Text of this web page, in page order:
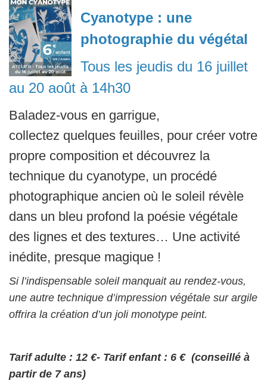
Cyanotype : une
photographie du végétal
Tous les jeudis du 16 juillet
au 20 août à 14h30
Baladez-vous en garrigue,
collectez quelques feuilles, pour créer votre
propre composition et découvrez la
technique du cyanotype, un procédé
photographique ancien où le soleil révèle
dans un bleu profond la poésie végétale
des lignes et des textures… Une activité
inédite, presque magique !
Si l’indispensable soleil manquait au rendez-vous,
une autre technique d’impression végétale sur argile
offrira la création d’un joli monotype peint.
Tarif adulte : 12 €- Tarif enfant : 6 € (conseillé à
partir de 7 ans)